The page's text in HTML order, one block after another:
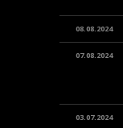
08.08.2024
07.08.2024
03.07.2024